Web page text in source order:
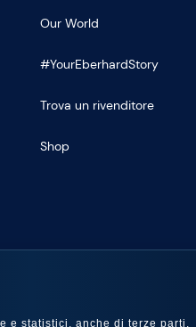
Our World
#YourEberhardStory
Trova un rivenditore
Shop
e statistici, anche di terze parti,